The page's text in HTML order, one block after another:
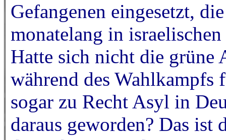
Gefangenen eingesetzt,
monatelang in
Hatte sich nicht die grüne
während des Wahlkampfs
sogar zu Recht Asyl in
daraus geworden? Das